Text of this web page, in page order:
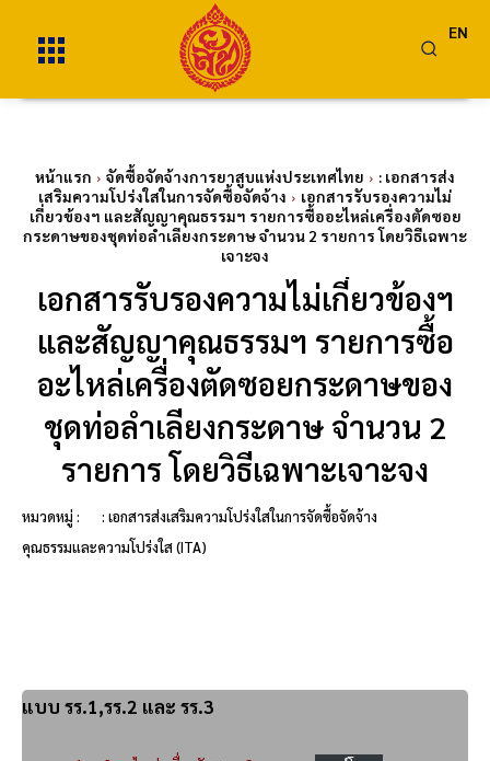
EN
หน้าแรก จัดซื้อจัดจ้างการยาสูบแห่งประเทศไทย
: เอกสารส่ง
เสริมความโปร่งใสในการจัดซื้อจัดจ้าง
เอกสารรับรองความไม่
เกี่ยวข้องฯ และสัญญาคุณธรรมฯ รายการซื้ออะไหล่เครื่องตัดซอย
กระดาษของชุดท่อลำเลียงกระดาษ จำนวน 2 รายการ โดยวิธีเฉพาะ
เจาะจง
เอกสารรับรองความไม่เกี่ยวข้องฯ
และสัญญาคุณธรรมฯ รายการซื้อ
อะไหล่เครื่องตัดซอยกระดาษของ
ชุดท่อลำเลียงกระดาษ จำนวน 2
รายการ โดยวิธีเฉพาะเจาะจง
หมวดหมู่ :
: เอกสารส่งเสริมความโปร่งใสในการจัดซื้อจัดจ้าง
คุณธรรมและความโปร่งใส (ITA)
แบบ รร.1,รร.2 และ รร.3